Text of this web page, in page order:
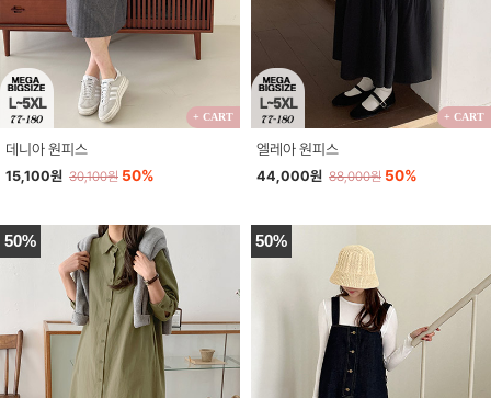
+ CART
데니아 원피스
15,100원 30,100원 50%
+ CART
엘레아 원피스
44,000원 88,000원 50%
50% 50%